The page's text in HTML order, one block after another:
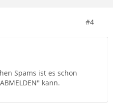
#4
Spams ist es schon
kann.